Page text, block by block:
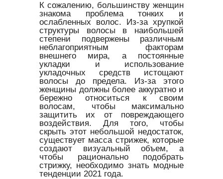
К сожалению, большинству женщин
знакома проблема тонких и
ослабленных волос. Из-за хрупкой
структуры волосы в наибольшей
степени подвержены различным
неблагоприятным факторам
внешнего мира, а постоянные
укладки и использование
укладочных средств истощают
волосы до предела. Из-за этого
женщины должны более аккуратно и
бережно относиться к своим
волосам, чтобы максимально
защитить их от повреждающего
воздействия. Для того, чтобы
скрыть этот небольшой недостаток,
существует масса стрижек, которые
создают визуальный объем, а
чтобы рационально подобрать
стрижку, необходимо знать модные
тенденции 2021 года.